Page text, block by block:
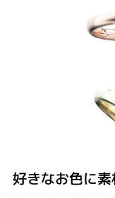
好きなお色に